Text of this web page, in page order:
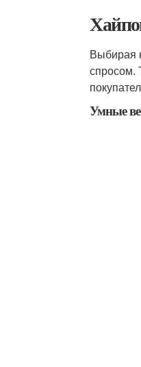
Выбирая
спросом.
Умные